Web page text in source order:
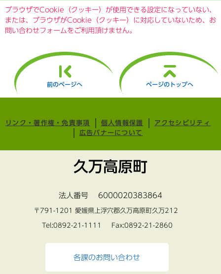
ブラウザでCookie（クッキー）が使用できる設定になっていない、
または、ブラウザがCookie（クッキー）に対応していないため、お
問い合わせフォームをご利用頂けません。
前のページへ ページのトップへ
リンク・著作権・免責事項 個人情報保護
アクセシビリティ
広告バナーについて
久万高原町
法人番号 6000020383864
〒791-1201 愛媛県上浮穴郡久万高原町久万212
Tel:0892-21-1111 Fax:0892-21-2860
各課のお問い合わせ